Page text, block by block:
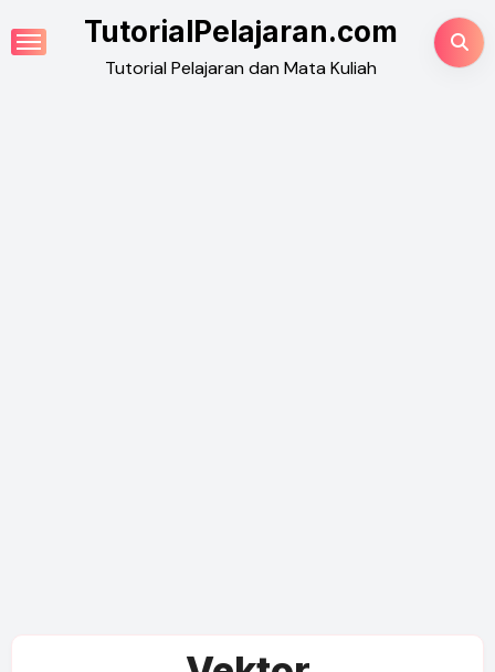
to
TutorialPelajaran.com
Tutorial Pelajaran dan Mata Kuliah